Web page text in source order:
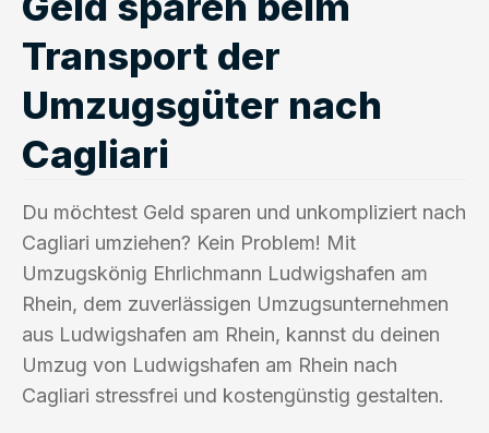
Transport der
Umzugsgüter nach
Cagliari
Du möchtest Geld sparen und unkompliziert nach
Cagliari umziehen? Kein Problem! Mit
Umzugskönig Ehrlichmann Ludwigshafen am
Rhein, dem zuverlässigen Umzugsunternehmen
aus Ludwigshafen am Rhein, kannst du deinen
Umzug von Ludwigshafen am Rhein nach
Cagliari stressfrei und kostengünstig gestalten.